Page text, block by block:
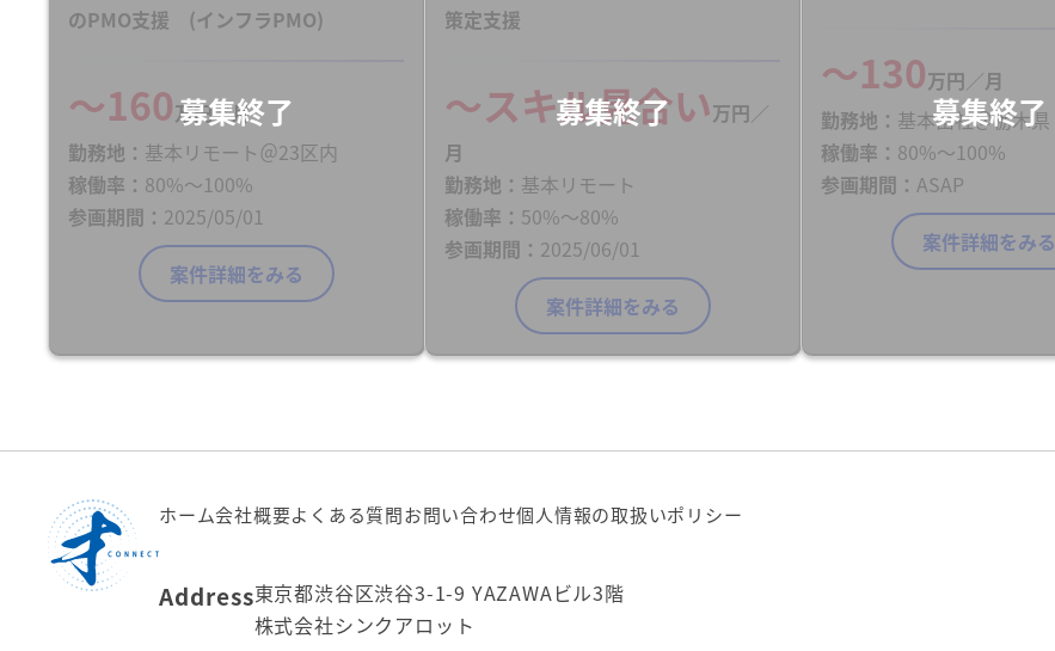
のPMO支援 (インフラPMO)
〜160万円／月
勤務地
基本リモート＠23区内
稼働率
80%〜100%
参画期間
2025/05/01
案件詳細をみる
策定支援
〜スキル見合い万円／
月
勤務地
基本リモート
稼働率
50%〜80%
参画期間
2025/06/01
案件詳細をみる
〜130万円／月
勤務地
基本出社＠栃木県
稼働率
80%〜100%
参画期間
ASAP
案件詳細をみる
ホーム会社概要よくある質問お問い合わせ個人情報の取扱いポリシー
Address東京都渋谷区渋谷3-1-9 YAZAWAビル3階
株式会社シンクアロット